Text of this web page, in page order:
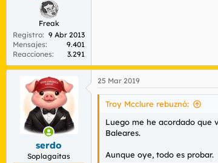
Freak
Registro
9 Abr 2013
Mensajes
9.401
Reacciones
3.291
serdo
Soplagaitas
25 Mar 2019
Troy Mcclure rebuznó:
Luego me he acordado que
Baleares.
Aunque oye, todo es probar.